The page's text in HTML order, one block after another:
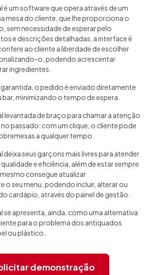
é um software que opera através de um
mesa do cliente, que lhe proporciona o
sem necessidade de esperar pelo
e descrições detalhadas, a interface é
ao cliente a liberdade de escolher
o, podendo acrescentar
ingredientes.
o pedido é enviado diretamente
bar, minimizando o tempo de espera.
levantada de braço para chamar a atenção
passado: com um clique, o cliente pode
a qualquer tempo.
seus garçons mais livres para atender
e eficiência, além de estar sempre
consegue atualizar
o seu menu, podendo incluir, alterar ou
cardápio, através do painel de gestão.
se apresenta, ainda, como uma alternativa
para o problema dos antiquados
ou plástico.
demonstração